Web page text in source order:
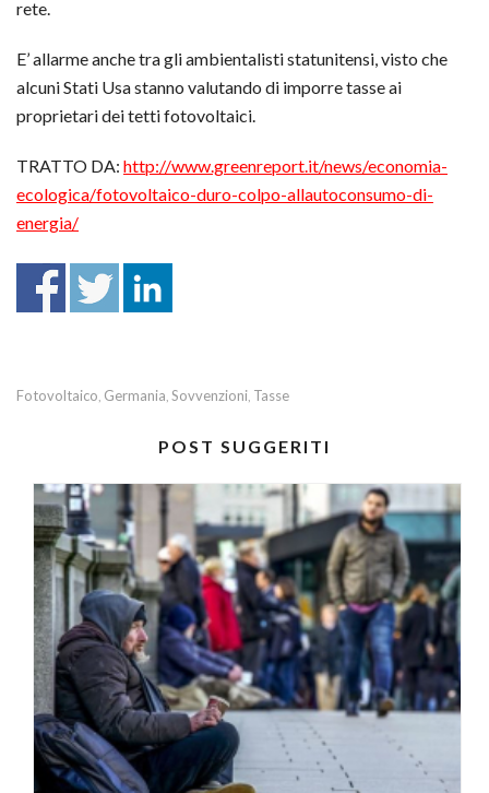
rete.
E’ allarme anche tra gli ambientalisti statunitensi, visto che
alcuni Stati Usa stanno valutando di imporre tasse ai
proprietari dei tetti fotovoltaici.
TRATTO DA: http://www.greenreport.it/news/economia-
ecologica/fotovoltaico-duro-colpo-allautoconsumo-di-
energia/
Fotovoltaico, Germania, Sovvenzioni, Tasse
POST SUGGERITI